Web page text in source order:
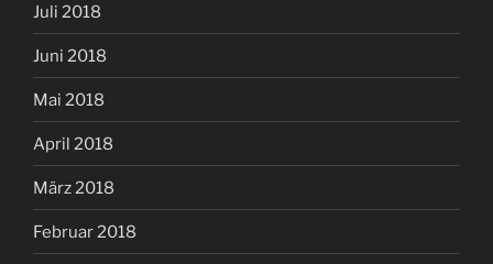
Juli 2018
Juni 2018
Mai 2018
April 2018
März 2018
Februar 2018